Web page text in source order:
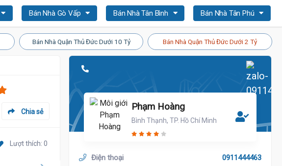
Bán Nhà Gò Vấp Bán Nhà Tân Bình Bán Nhà Tân Phú
Bán Nhà Quận Thủ Đức Dưới 10 Tỷ Bán Nhà Quận Thủ Đức Dưới 2 Tỷ
Chia sẻ
Lượt thích: 0
Phạm Hoàng
Bình Thạnh, TP. Hồ Chí Minh
Điện thoại 0911444463